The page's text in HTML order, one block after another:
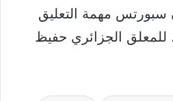
سبورتس مهمة التعليق
للمعلق الجزائري حفيظ